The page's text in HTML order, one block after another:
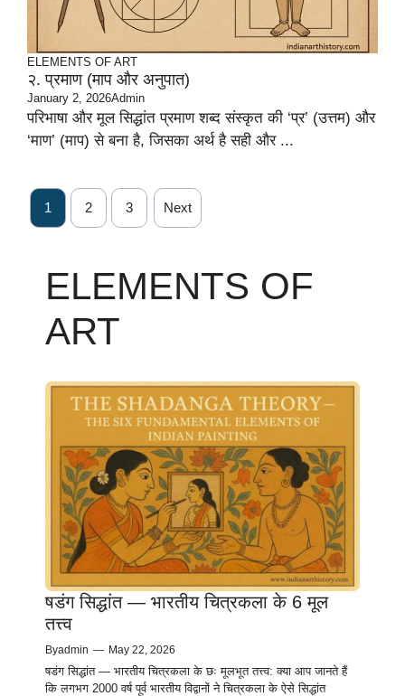
ELEMENTS OF ART
२. प्रमाण (माप और अनुपात)
January 2, 2026Admin
परिभाषा और मूल सिद्धांत प्रमाण शब्द संस्कृत की ‘प्र’ (उत्तम) और
‘माण’ (माप) से बना है, जिसका अर्थ है सही और ...
1 2 3 Next
ELEMENTS OF
ART
षडंग सिद्धांत — भारतीय चित्रकला के 6 मूल
तत्त्व
Byadmin — May 22, 2026
षडंग सिद्धांत — भारतीय चित्रकला के छः मूलभूत तत्त्व: क्या आप जानते हैं
कि लगभग 2000 वर्ष पूर्व भारतीय विद्वानों ने चित्रकला के ऐसे सिद्धांत